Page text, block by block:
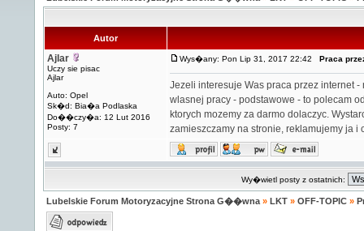
Autor
Ajlar
Uczy sie pisac
Ajlar
Auto: Opel
Sk�d: Bia�a Podlaska
Do��czy�a: 12 Lut 2016
Posty: 7
Wys�any: Pon Lip 31, 2017 22:42 Praca
Jezeli interesuje Was praca przez internet-
wlasnej pracy - podstawowe - to polecam
ktorych mozemy za darmo dolaczyc.
zamieszczamy na stronie, reklamujemy ja i
Wy�wietl posty z ostatnich:
Lubelskie Forum Motoryzacyjne Strona G��wna » LKT » OFF-TOPIC »